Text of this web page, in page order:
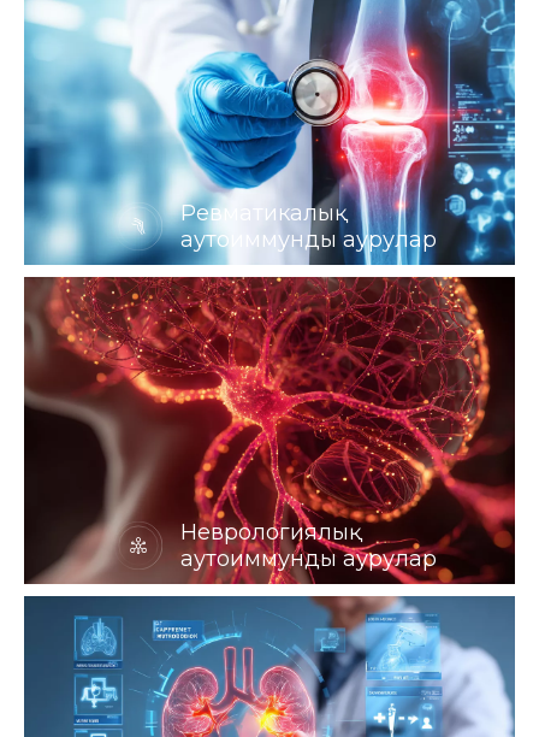
Ревматикалық
аутоиммунды аурулар
Неврологиялық
аутоиммунды аурулар